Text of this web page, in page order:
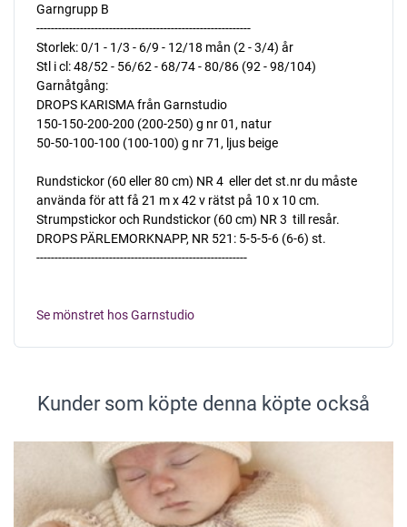
Garngrupp B
-----------------------------------------------------------
Storlek: 0/1 - 1/3 - 6/9 - 12/18 mån (2 - 3/4) år
Stl i cl: 48/52 - 56/62 - 68/74 - 80/86 (92 - 98/104)
Garnåtgång:
DROPS KARISMA från Garnstudio
150-150-200-200 (200-250) g nr 01, natur
50-50-100-100 (100-100) g nr 71, ljus beige
Rundstickor (60 eller 80 cm) NR 4  eller det st.nr du måste
använda för att få 21 m x 42 v rätst på 10 x 10 cm.
Strumpstickor och Rundstickor (60 cm) NR 3  till resår.
DROPS PÄRLEMORKNAPP, NR 521: 5-5-5-6 (6-6) st.
----------------------------------------------------------
Se mönstret hos Garnstudio
Kunder som köpte denna köpte också